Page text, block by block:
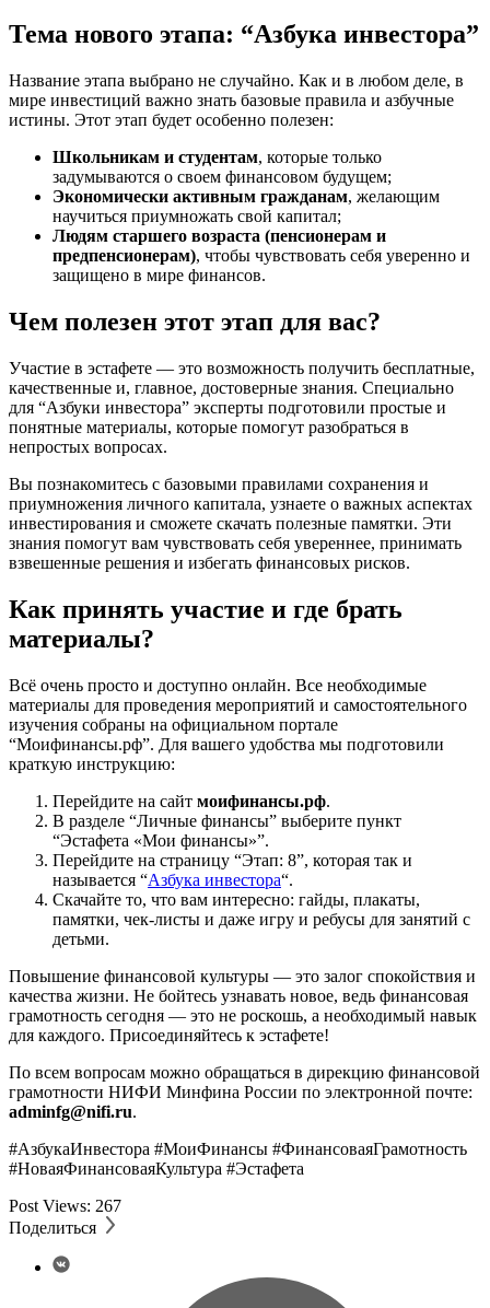
Тема нового этапа: “Азбука инвестора”
Название этапа выбрано не случайно. Как и в любом деле, в
мире инвестиций важно знать базовые правила и азбучные
истины. Этот этап будет особенно полезен:
Школьникам и студентам, которые только
задумываются о своем финансовом будущем;
Экономически активным гражданам, желающим
научиться приумножать свой капитал;
Людям старшего возраста (пенсионерам и
предпенсионерам), чтобы чувствовать себя уверенно и
защищено в мире финансов.
Чем полезен этот этап для вас?
Участие в эстафете — это возможность получить бесплатные,
качественные и, главное, достоверные знания. Специально
для “Азбуки инвестора” эксперты подготовили простые и
понятные материалы, которые помогут разобраться в
непростых вопросах.
Вы познакомитесь с базовыми правилами сохранения и
приумножения личного капитала, узнаете о важных аспектах
инвестирования и сможете скачать полезные памятки. Эти
знания помогут вам чувствовать себя увереннее, принимать
взвешенные решения и избегать финансовых рисков.
Как принять участие и где брать
материалы?
Всё очень просто и доступно онлайн. Все необходимые
материалы для проведения мероприятий и самостоятельного
изучения собраны на официальном портале
“Моифинансы.рф”. Для вашего удобства мы подготовили
краткую инструкцию:
Перейдите на сайт моифинансы.рф.
В разделе “Личные финансы” выберите пункт
“Эстафета «Мои финансы»”.
Перейдите на страницу “Этап: 8”, которая так и
называется “Азбука инвестора“.
Скачайте то, что вам интересно: гайды, плакаты,
памятки, чек-листы и даже игру и ребусы для занятий с
детьми.
Повышение финансовой культуры — это залог спокойствия и
качества жизни. Не бойтесь узнавать новое, ведь финансовая
грамотность сегодня — это не роскошь, а необходимый навык
для каждого. Присоединяйтесь к эстафете!
По всем вопросам можно обращаться в дирекцию финансовой
грамотности НИФИ Минфина России по электронной почте:
adminfg@nifi.ru.
#АзбукаИнвестора #МоиФинансы #ФинансоваяГрамотность
#НоваяФинансоваяКультура #Эстафета
Post Views: 267
Поделиться